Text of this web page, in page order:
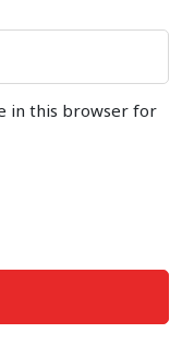
in this browser for